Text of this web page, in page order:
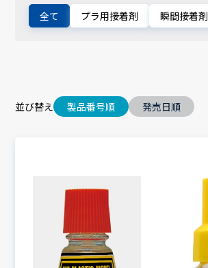
全て プラ用接着剤 瞬間接着剤
並び替え 製品番号順 発売日順